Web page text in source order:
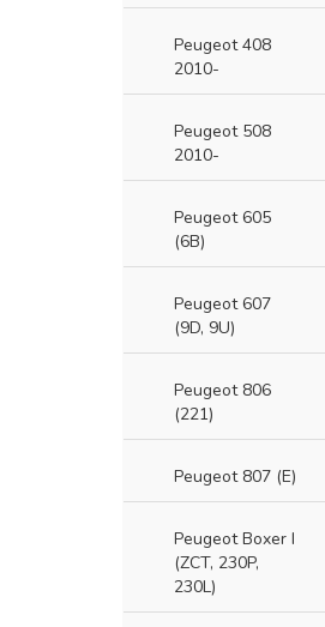
Peugeot 408
2010-
Peugeot 508
2010-
Peugeot 605
(6B)
Peugeot 607
(9D, 9U)
Peugeot 806
(221)
Peugeot 807 (E)
Peugeot Boxer I
(ZCT, 230P,
230L)